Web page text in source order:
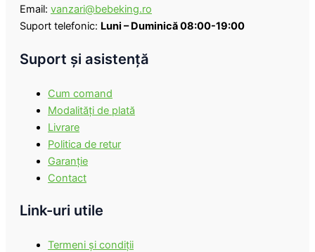
Email: vanzari@bebeking.ro
Suport telefonic: Luni – Duminică 08:00-19:00
Suport şi asistenţă
Cum comand
Modalităţi de plată
Livrare
Politica de retur
Garanţie
Contact
Link-uri utile
Termeni şi condiţii